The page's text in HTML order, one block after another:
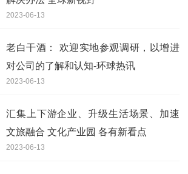
2023-06-13
老白干酒： 欢迎实地参观调研，以增进
对公司的了解和认知-环球热讯
2023-06-13
汇集上下游企业、升级生活场景、加速
文旅融合 文化产业园 各有新看点
2023-06-13